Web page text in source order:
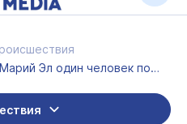
За неделю на пожарах в Марий Эл один человек погиб, один получил травмы